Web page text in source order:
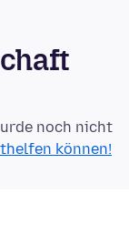
noch nicht
können!